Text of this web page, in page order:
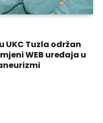
UKC Tuzla održan
WEB uređaja u